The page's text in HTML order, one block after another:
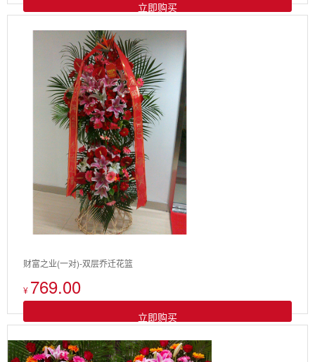
立即购买
财富之业(一对)-双层乔迁花篮
¥ 769.00
立即购买